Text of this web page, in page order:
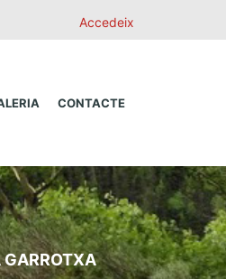
Accedeix
CONTACTE
GARROTXA